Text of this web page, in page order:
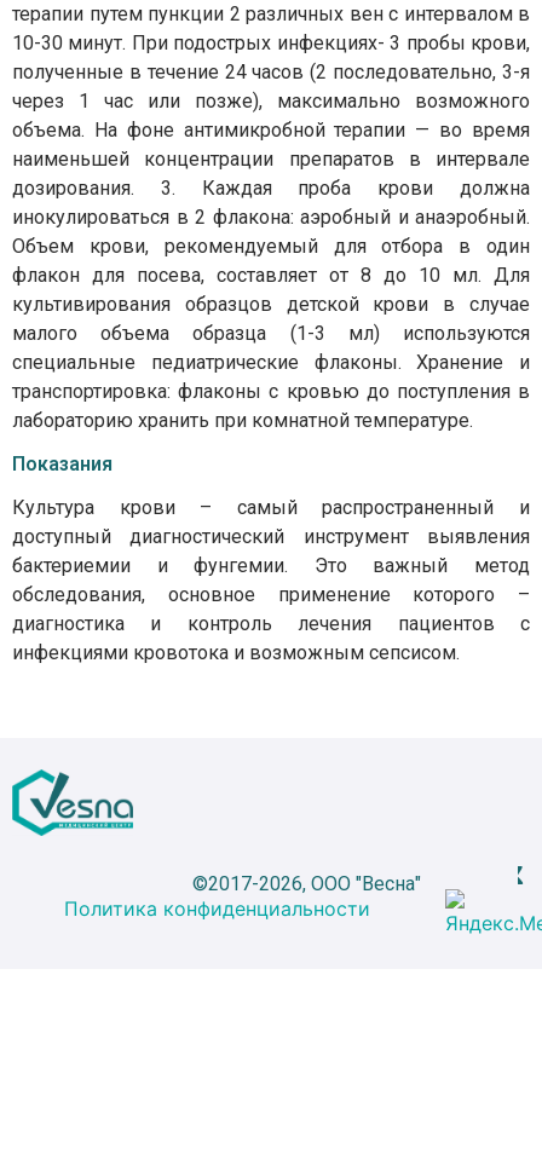
терапии путем пункции 2 различных вен с интервалом в
10-30 минут. При подострых инфекциях- 3 пробы крови,
полученные в течение 24 часов (2 последовательно, 3-я
через 1 час или позже), максимально возможного
объема. На фоне антимикробной терапии — во время
наименьшей концентрации препаратов в интервале
дозирования. 3. Каждая проба крови должна
инокулироваться в 2 флакона: аэробный и анаэробный.
Объем крови, рекомендуемый для отбора в один
флакон для посева, составляет от 8 до 10 мл. Для
культивирования образцов детской крови в случае
малого объема образца (1-3 мл) используются
специальные педиатрические флаконы. Хранение и
транспортировка: флаконы с кровью до поступления в
лабораторию хранить при комнатной температуре.
Показания
Культура крови – самый распространенный и
доступный диагностический инструмент выявления
бактериемии и фунгемии. Это важный метод
обследования, основное применение которого –
диагностика и контроль лечения пациентов с
инфекциями кровотока и возможным сепсисом.
©2017-2026, ООО "Весна"
Политика конфиденциальности